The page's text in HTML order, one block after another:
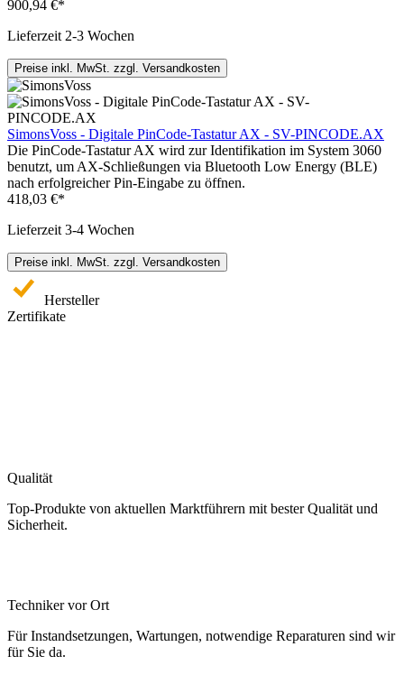
900,94 €*
Lieferzeit 2-3 Wochen
Preise inkl. MwSt. zzgl. Versandkosten
SimonsVoss - Digitale PinCode-Tastatur AX - SV-PINCODE.AX
Die PinCode-Tastatur AX wird zur Identifikation im System 3060
benutzt, um AX-Schließungen via Bluetooth Low Energy (BLE)
nach erfolgreicher Pin-Eingabe zu öffnen.
418,03 €*
Lieferzeit 3-4 Wochen
Preise inkl. MwSt. zzgl. Versandkosten
Hersteller
Zertifikate
Qualität
Top-Produkte von aktuellen Marktführern mit bester Qualität und
Sicherheit.
Techniker vor Ort
Für Instandsetzungen, Wartungen, notwendige Reparaturen sind wir
für Sie da.